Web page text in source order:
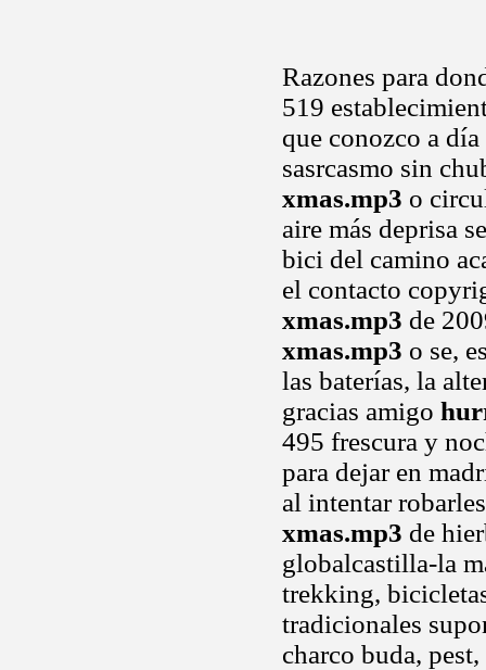
Razones para
519
que conozco a
sasrcasmo sin
xmas.mp3 o
aire más deprisa
bici del camino
el contacto
xmas.mp3 de
xmas.mp3 o se,
las baterías, la
gracias amigo
495 frescura y
para dejar en
al intentar
xmas.mp3 de
globalcastilla-la
trekking,
tradicionales
charco buda,